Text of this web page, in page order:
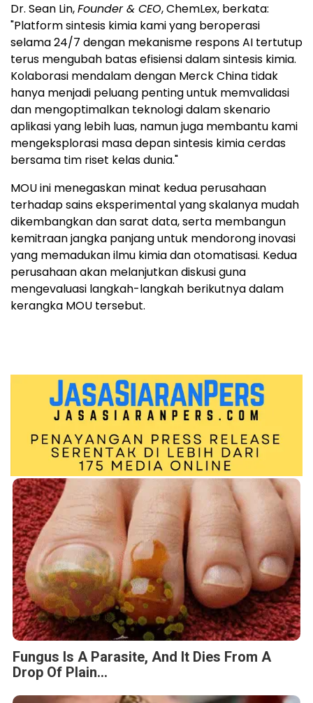
Dr. Sean Lin,Founder & CEO, ChemLex, berkata:
"Platform sintesis kimia kami yang beroperasi
selama 24/7 dengan mekanisme respons AI tertutup
terus mengubah batas efisiensi dalam sintesis kimia.
Kolaborasi mendalam dengan Merck China tidak
hanya menjadi peluang penting untuk memvalidasi
dan mengoptimalkan teknologi dalam skenario
aplikasi yang lebih luas, namun juga membantu kami
mengeksplorasi masa depan sintesis kimia cerdas
bersama tim riset kelas dunia."
MOU ini menegaskan minat kedua perusahaan
terhadap sains eksperimental yang skalanya mudah
dikembangkan dan sarat data, serta membangun
kemitraan jangka panjang untuk mendorong inovasi
yang memadukan ilmu kimia dan otomatisasi. Kedua
perusahaan akan melanjutkan diskusi guna
mengevaluasi langkah-langkah berikutnya dalam
kerangka MOU tersebut.
Fungus Is A Parasite, And It Dies From A
Drop Of Plain...